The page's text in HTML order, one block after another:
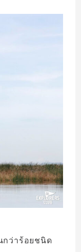
กว่าร้อยชนิด